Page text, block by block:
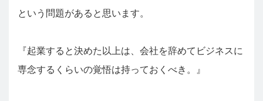
という問題があると思います。
『起業すると決めた以上は、会社を辞めてビジネスに
専念するくらいの覚悟は持っておくべき。』